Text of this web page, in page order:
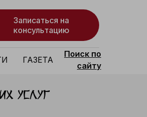
Записаться на
консультацию
ГАЗЕТА
Поиск по
сайту
услуг